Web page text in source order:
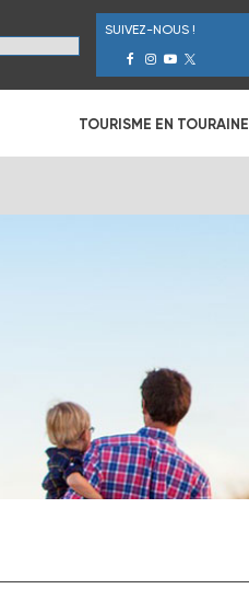
SUIVEZ-NOUS !
TOURISME EN TOURAINE